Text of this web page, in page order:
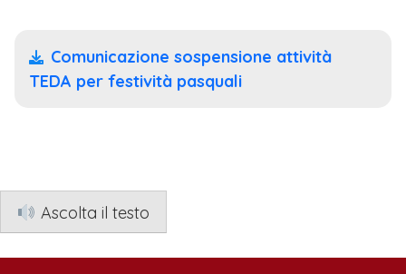
Comunicazione sospensione attività
TEDA per festività pasquali
Ascolta il testo